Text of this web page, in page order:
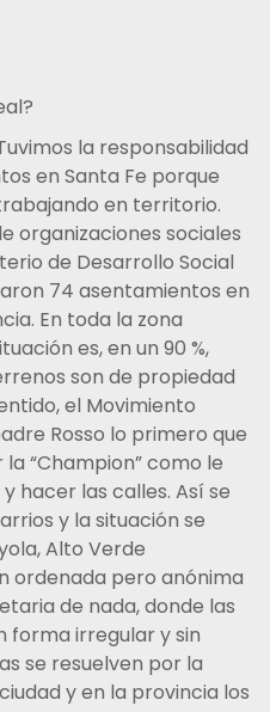
la responsabilidad
en Santa Fe porque
en territorio.
organizaciones sociales
de Desarrollo Social
74 asentamientos en
En toda la zona
es, en un 90 %,
son de propiedad
el Movimiento
Rosso lo primero que
“Champion” como le
hacer las calles. Así se
y la situación se
Alto Verde
ordenada pero anónima
de nada, donde las
forma irregular y sin
se resuelven por la
y en la provincia los